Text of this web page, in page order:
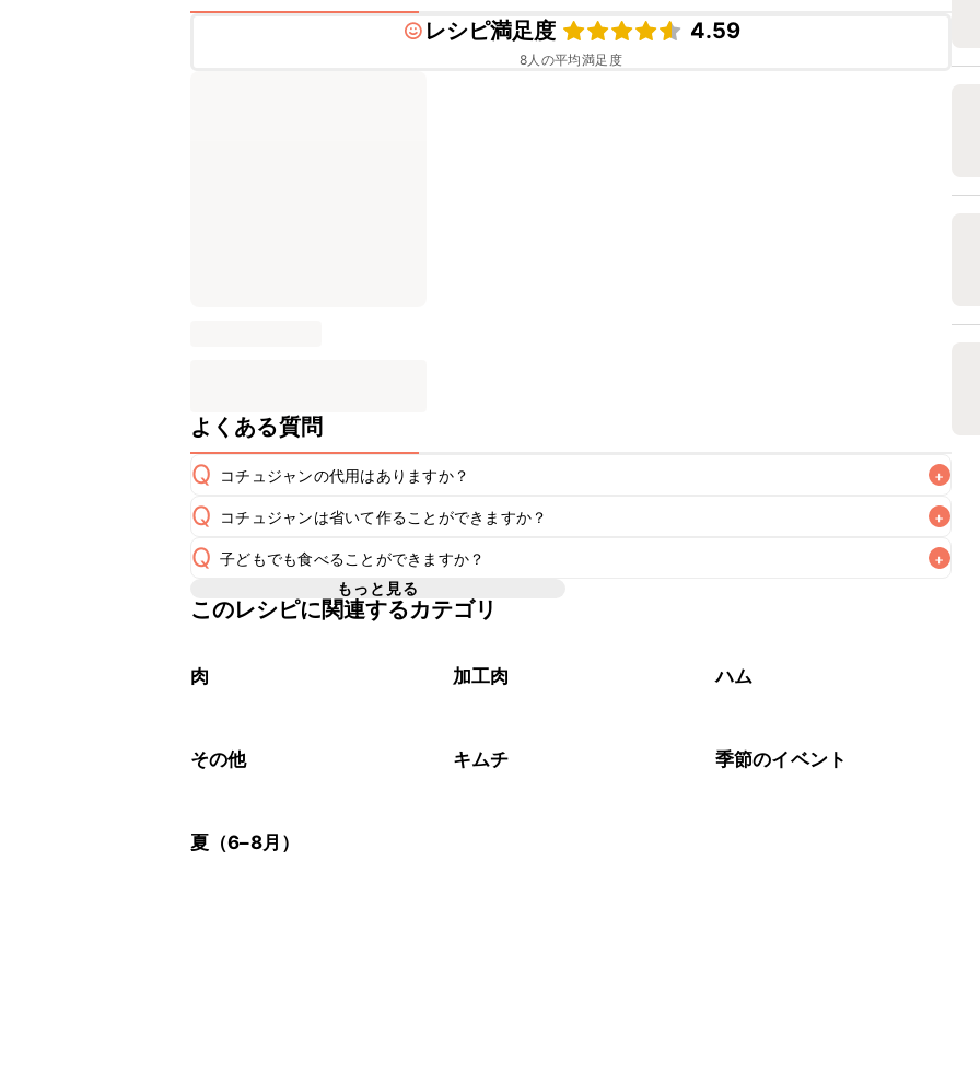
レシピ満足度
4.59
8人の平均満足度
よくある質問
Q コチュジャンの代用はありますか？ +
A
Q コチュジャンは省いて作ることができますか？ +
使用量が少ない場合は省いてもお作りいただけますが、メインの味付けとして使用している場合は
省くと味がぼやける可能性があるため、
ます。
Q 子どもでも食べることができますか？ +
コチュジャンは甘辛い風味が特徴の食材なため、お子様や辛い味付けが苦手な方は風味や刺激を強
ピをご利用いただけますと幸いです。
もっと見る
このレシピに関連するカテゴリ
肉 加工肉 ハム
その他 キムチ 季節のイベント
夏（6–8月）